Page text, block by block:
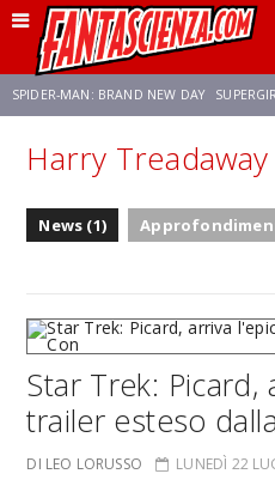
SPIDER-MAN: BRAND NEW DAY
FRANCO RICCIARDIELLO ZENDAYA
Harry Treadaway
News (1)
Star Trek: Picard,
trailer esteso
DI LEO LORUSSO LUNEDÌ 22